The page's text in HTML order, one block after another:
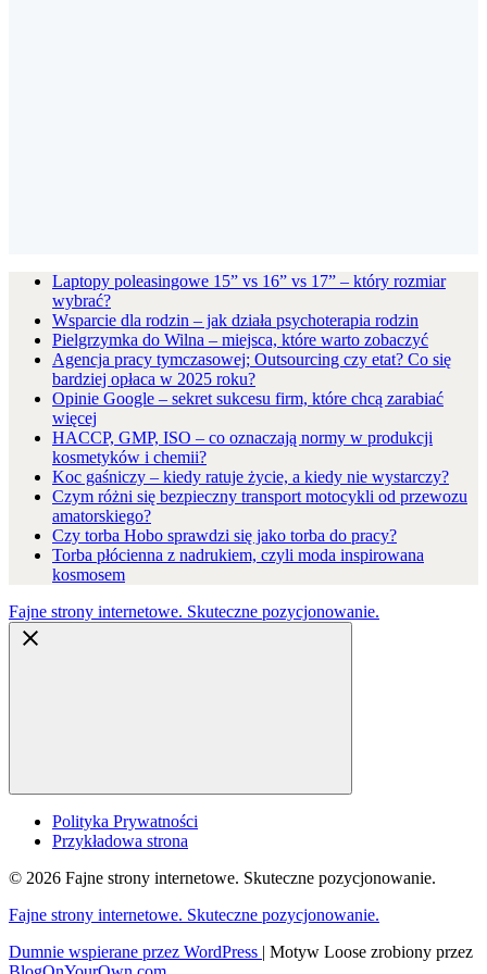
Laptopy poleasingowe 15” vs 16” vs 17” – który rozmiar
wybrać?
Wsparcie dla rodzin – jak działa psychoterapia rodzin
Pielgrzymka do Wilna – miejsca, które warto zobaczyć
Agencja pracy tymczasowej; Outsourcing czy etat? Co się
bardziej opłaca w 2025 roku?
Opinie Google – sekret sukcesu firm, które chcą zarabiać
więcej
HACCP, GMP, ISO – co oznaczają normy w produkcji
kosmetyków i chemii?
Koc gaśniczy – kiedy ratuje życie, a kiedy nie wystarczy?
Czym różni się bezpieczny transport motocykli od przewozu
amatorskiego?
Czy torba Hobo sprawdzi się jako torba do pracy?
Torba płócienna z nadrukiem, czyli moda inspirowana
kosmosem
Fajne strony internetowe. Skuteczne pozycjonowanie.
Polityka Prywatności
Przykładowa strona
© 2026 Fajne strony internetowe. Skuteczne pozycjonowanie.
Fajne strony internetowe. Skuteczne pozycjonowanie.
Dumnie wspierane przez WordPress | Motyw Loose zrobiony przez